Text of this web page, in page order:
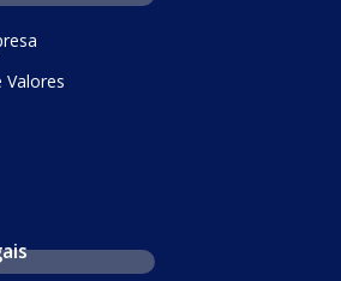
Valores